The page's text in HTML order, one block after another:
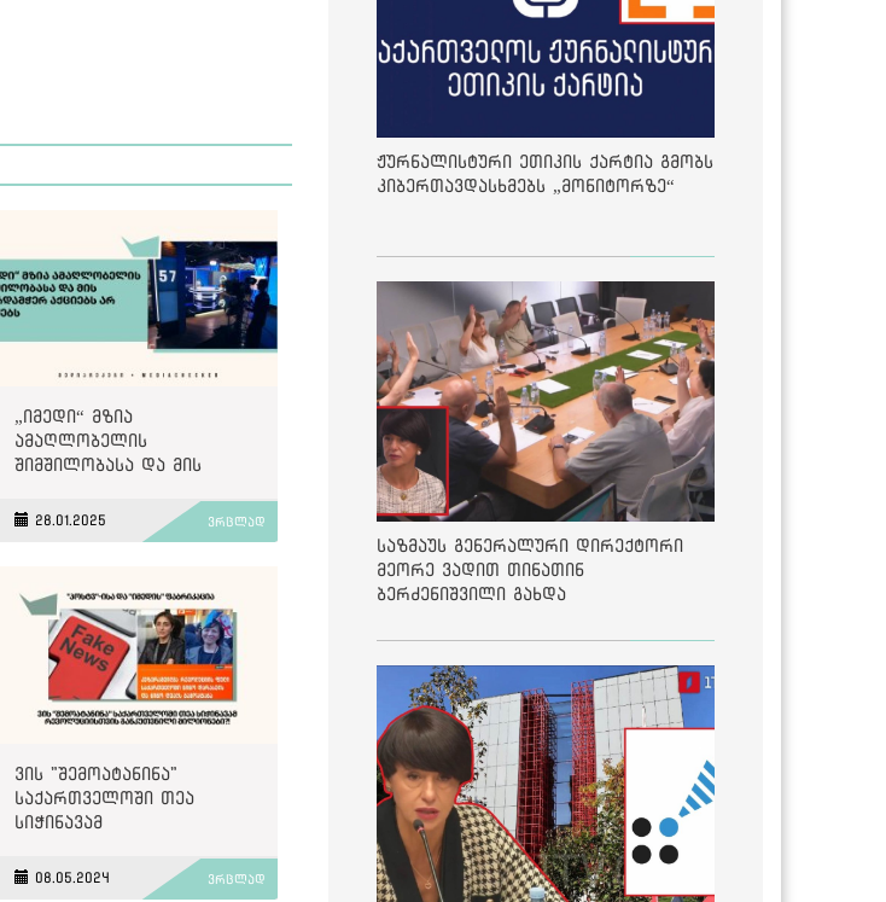
„იმედი“ მზია
ამაღლობელის
შიმშილობასა და მის
აშუქებს
28.01.2025 ვრცლად
ვის "შემოატანინა"
საქართველოში თეა
სიჭინავამ
განკუთვნილი მილიონები?
"პოსტვ"-ისა და "იმედის"
08.05.2024 ვრცლად
ჟურნალისტური ეთიკის ქარტია გმობს
კიბერთავდასხმებს „მონიტორზე“
საზმაუს გენერალური დირექტორი
მეორე ვადით თინათინ
ბერძენიშვილი გახდა